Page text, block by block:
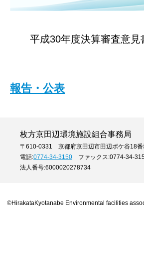
平成30年度決算審査意見
報告・公表
枚方京田辺環境施設組合事務局
〒610-0331 京都府京田辺市田辺ボケ谷18番
電話:0774-34-3150 ファックス:0774-34-
法人番号:6000020278734
©HirakataKyotanabe Environmental facilities